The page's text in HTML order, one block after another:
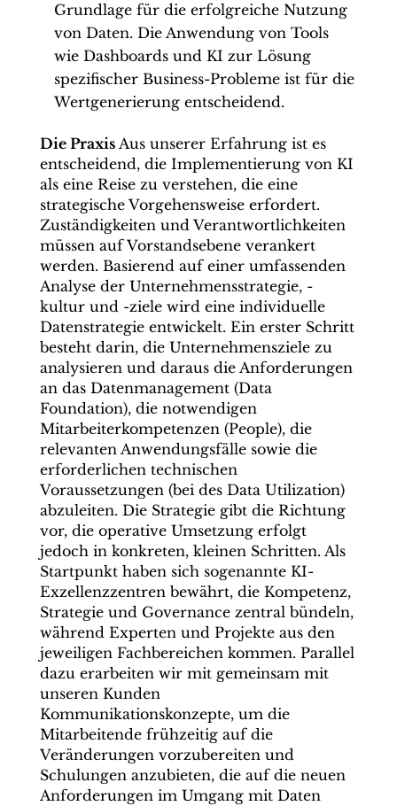
Grundlage für die erfolgreiche Nutzung
von Daten. Die Anwendung von Tools
wie Dashboards und KI zur Lösung
spezifischer Business-Probleme ist für die
Wertgenerierung entscheidend.
Die PraxisAus unserer Erfahrung ist es
entscheidend, die Implementierung von KI
als eine Reise zu verstehen, die eine
strategische Vorgehensweise erfordert.
Zuständigkeiten und Verantwortlichkeiten
müssen auf Vorstandsebene verankert
werden. Basierend auf einer umfassenden
Analyse der Unternehmensstrategie, -
kultur und -ziele wird eine individuelle
Datenstrategie entwickelt. Ein erster Schritt
besteht darin, die Unternehmensziele zu
analysieren und daraus die Anforderungen
an das Datenmanagement (Data
Foundation), die notwendigen
Mitarbeiterkompetenzen (People), die
relevanten Anwendungsfälle sowie die
erforderlichen technischen
Voraussetzungen (bei des Data Utilization)
abzuleiten. Die Strategie gibt die Richtung
vor, die operative Umsetzung erfolgt
jedoch in konkreten, kleinen Schritten. Als
Startpunkt haben sich sogenannte KI-
Exzellenzzentren bewährt, die Kompetenz,
Strategie und Governance zentral bündeln,
während Experten und Projekte aus den
jeweiligen Fachbereichen kommen. Parallel
dazu erarbeiten wir mit gemeinsam mit
unseren Kunden
Kommunikationskonzepte, um die
Mitarbeitende frühzeitig auf die
Veränderungen vorzubereiten und
Schulungen anzubieten, die auf die neuen
Anforderungen im Umgang mit Daten